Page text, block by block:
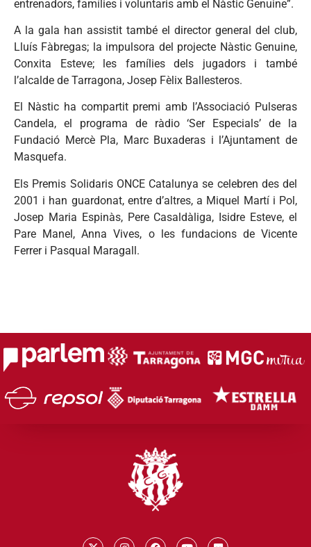
entrenadors, famílies i voluntaris amb el Nàstic Genuine”.
A la gala han assistit també el director general del club,
Lluís Fàbregas; la impulsora del projecte Nàstic Genuine,
Conxita Esteve; les famílies dels jugadors i també
l’alcalde de Tarragona, Josep Fèlix Ballesteros.
El Nàstic ha compartit premi amb l’Associació Pulseras
Candela, el programa de ràdio ‘Ser Especials’ de la
Fundació Mercè Pla, Marc Buxaderas i l’Ajuntament de
Masquefa.
Els Premis Solidaris ONCE Catalunya se celebren des del
2001 i han guardonat, entre d’altres, a Miquel Martí i Pol,
Josep Maria Espinàs, Pere Casaldàliga, Isidre Esteve, el
Pare Manel, Anna Vives, o les fundacions de Vicente
Ferrer i Pasqual Maragall.